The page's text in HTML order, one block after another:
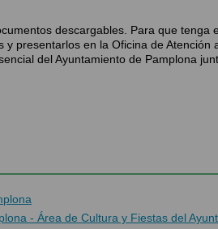
descargables. Para que tenga
presentarlos en la Oficina de Atención
del Ayuntamiento de Pamplona
- Área de Cultura y Fiestas del